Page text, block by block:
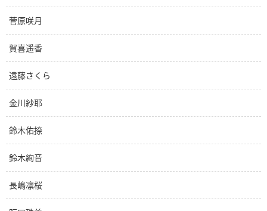
菅原咲月
賀喜遥香
遠藤さくら
金川紗耶
鈴木佑捺
鈴木絢音
長嶋凛桜